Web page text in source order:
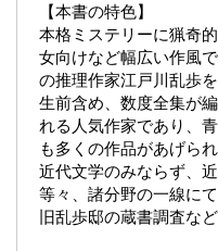
【本書の特色】
本格ミステリーに猟奇
女向けなど幅広い作風
の推理作家江戸川乱歩
生前含め、数度全集が
れる人気作家であり、
も多くの作品があげられ
近代文学のみならず、
等々、諸分野の一線に
旧乱歩邸の蔵書調査な